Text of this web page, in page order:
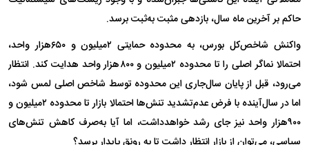
حاکم بر آخرین ماه سال، بازدهی مثبت به‌ثبت برسد.
واکنش شاخص‌کل بورس، به محدوده حمایتی ۲میلیون و ۶۵۰هزار واحد،
احتمالا نماگر اصلی را تا محدوده ۲میلیون و ۸۰۰هزار واحد هدایت کند. انتظار
می‌رود، قبل از پایان سال‌جاری این محدوده توسط شاخص اصلی لمس شود،
اما در سال‌آینده با فرض عدم‌تشدید تنش‌ها احتمالا بازار تا محدوده ۲میلیون و
۹۰۰هزار واحد نیز جای رشد خواهدداشت، اما آیا به‌صرف کاهش تنش‌های